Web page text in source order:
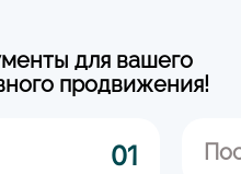
для вашего
продвижения!
01